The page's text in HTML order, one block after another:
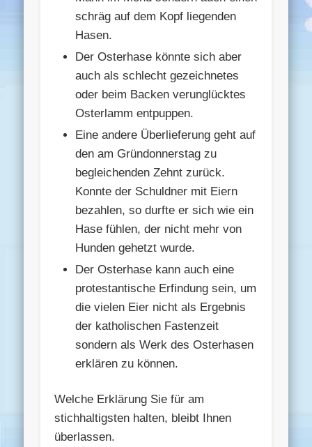
schräg auf dem Kopf liegenden
Hasen.
Der Osterhase könnte sich aber
auch als schlecht gezeichnetes
oder beim Backen verunglücktes
Osterlamm entpuppen.
Eine andere Überlieferung geht auf
den am Gründonnerstag zu
begleichenden Zehnt zurück.
Konnte der Schuldner mit Eiern
bezahlen, so durfte er sich wie ein
Hase fühlen, der nicht mehr von
Hunden gehetzt wurde.
Der Osterhase kann auch eine
protestantische Erfindung sein, um
die vielen Eier nicht als Ergebnis
der katholischen Fastenzeit
sondern als Werk des Osterhasen
erklären zu können.
Welche Erklärung Sie für am
stichhaltigsten halten, bleibt Ihnen
überlassen.